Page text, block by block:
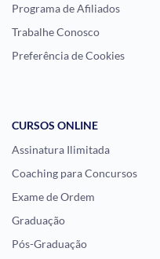
Programa de Afiliados
Trabalhe Conosco
Preferência de Cookies
CURSOS ONLINE
Assinatura Ilimitada
Coaching para Concursos
Exame de Ordem
Graduação
Pós-Graduação